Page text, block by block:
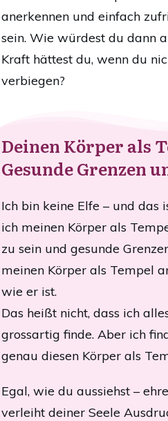
anerkennen und einfach
sein. Wie würdest du dann
Kraft hättest du, wenn du
verbiegen?
Deinen Körper als
Gesunde Grenzen
Ich bin keine Elfe – und das
ich meinen Körper als
zu sein und gesunde
meinen Körper als Tempel
wie er ist.
Das heißt nicht, dass ich
grossartig finde. Aber ich
genau diesen Körper als
Egal, wie du aussiehst –
verleiht deiner Seele